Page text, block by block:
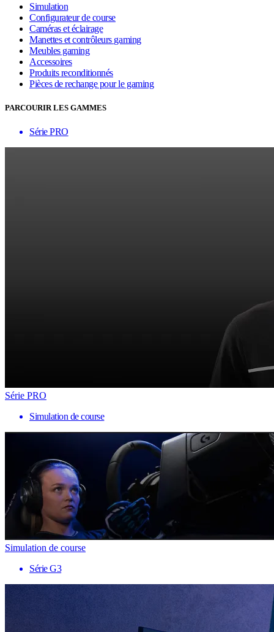
Simulation
Configurateur de course
Caméras et éclairage
Manettes et contrôleurs gaming
Meubles gaming
Accessoires
Produits reconditionnés
Pièces de rechange pour le gaming
PARCOURIR LES GAMMES
Série PRO
Série PRO
Simulation de course
Simulation de course
Série G3